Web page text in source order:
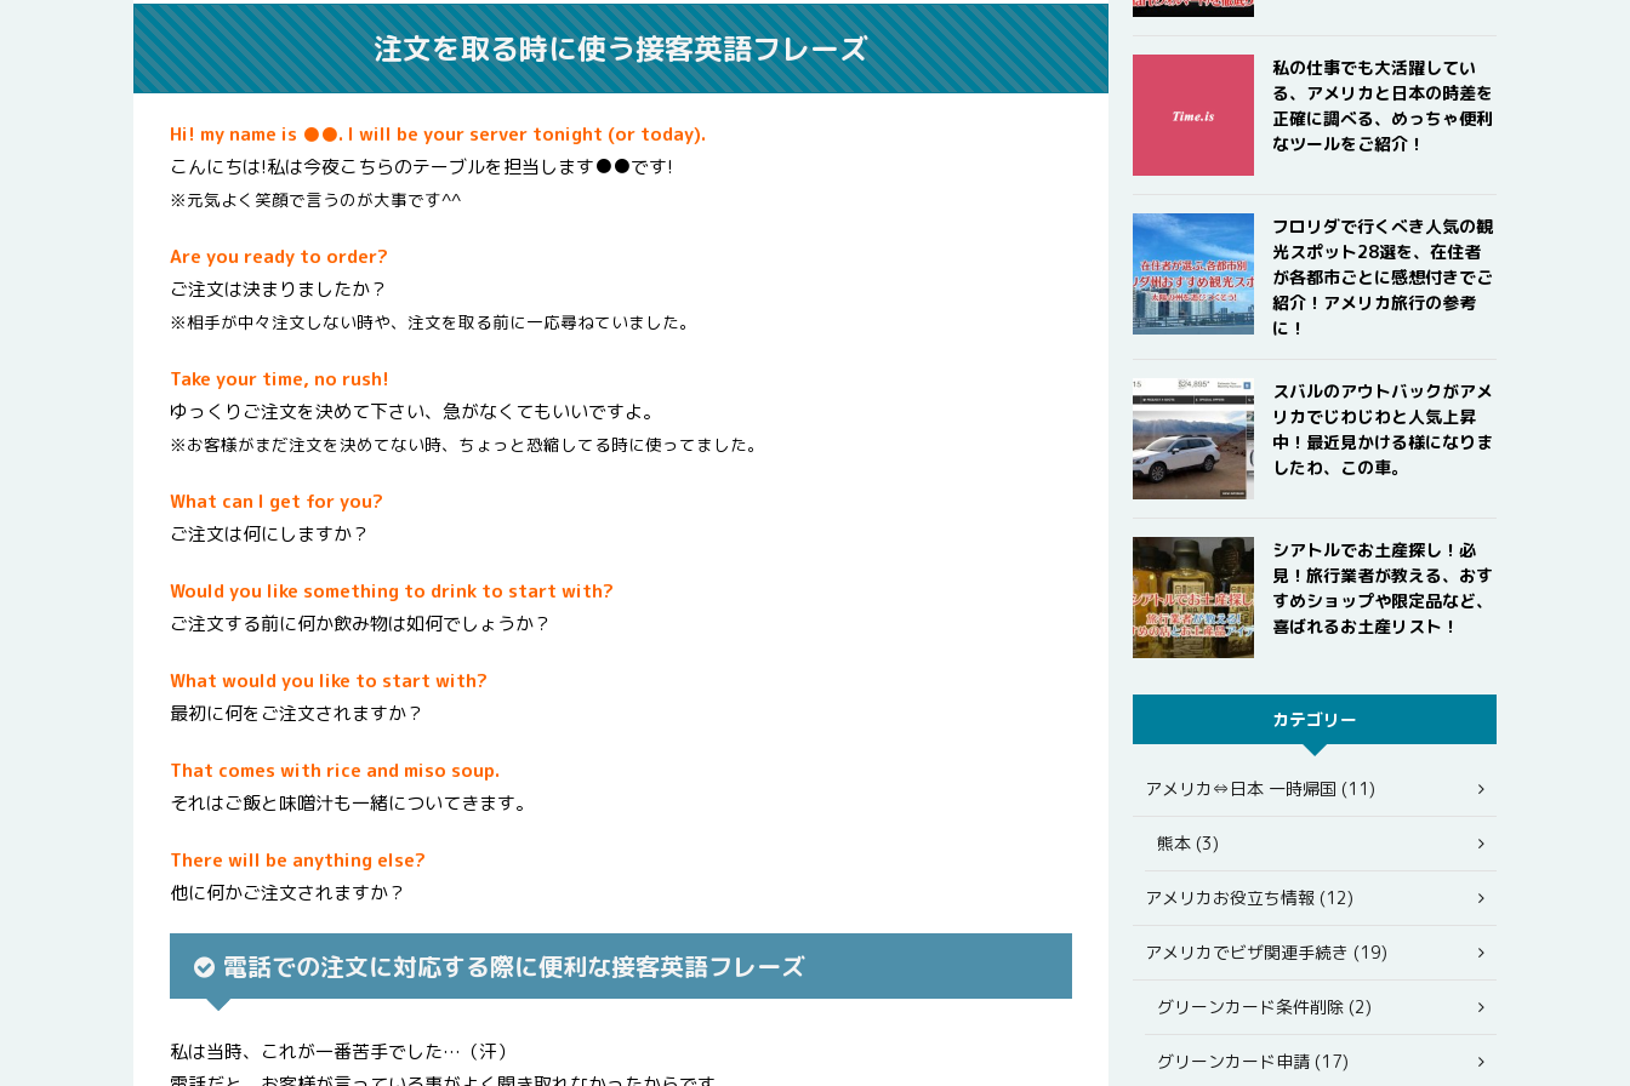
注文を取る時に使う接客英語フレーズ
Hi! my name is ●●. I will be your server tonight (or today).
こんにちは!私は今夜こちらのテーブルを担当します●●です!
※元気よく笑顔で言うのが大事です^^
Are you ready to order?
ご注文は決まりましたか？
※相手が中々注文しない時や、注文を取る前に一応尋ねていました。
Take your time, no rush!
ゆっくりご注文を決めて下さい、急がなくてもいいですよ。
※お客様がまだ注文を決めてない時、ちょっと恐縮してる時に使ってました。
What can I get for you?
ご注文は何にしますか？
Would you like something to drink to start with?
ご注文する前に何か飲み物は如何でしょうか？
What would you like to start with?
最初に何をご注文されますか？
That comes with rice and miso soup.
それはご飯と味噌汁も一緒についてきます。
There will be anything else?
他に何かご注文されますか？
電話での注文に対応する際に便利な接客英語フレーズ
私は当時、これが一番苦手でした…（汗）
私の仕事でも大活躍してい
る、アメリカと日本の時差を
正確に調べる、めっちゃ便利
なツールをご紹介！
フロリダで行くべき人気の観
光スポット28選を、在住者
が各都市ごとに感想付きでご
紹介！アメリカ旅行の参考
に！
スバルのアウトバックがアメ
リカでじわじわと人気上昇
中！最近見かける様になりま
したわ、この車。
シアトルでお土産探し！必
見！旅行業者が教える、おす
すめショップや限定品など、
喜ばれるお土産リスト！
カテゴリー
アメリカ⇔日本 一時帰国 (11)
熊本 (3)
アメリカお役立ち情報 (12)
アメリカでビザ関連手続き (19)
グリーンカード条件削除 (2)
グリーンカード申請 (17)